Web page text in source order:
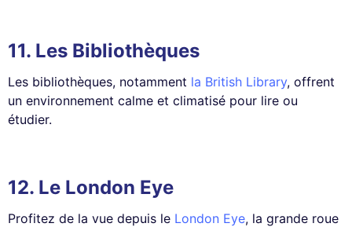
11. Les Bibliothèques
Les bibliothèques, notamment la British Library, offrent
un environnement calme et climatisé pour lire ou
étudier.
12. Le London Eye
Profitez de la vue depuis le London Eye, la grande roue